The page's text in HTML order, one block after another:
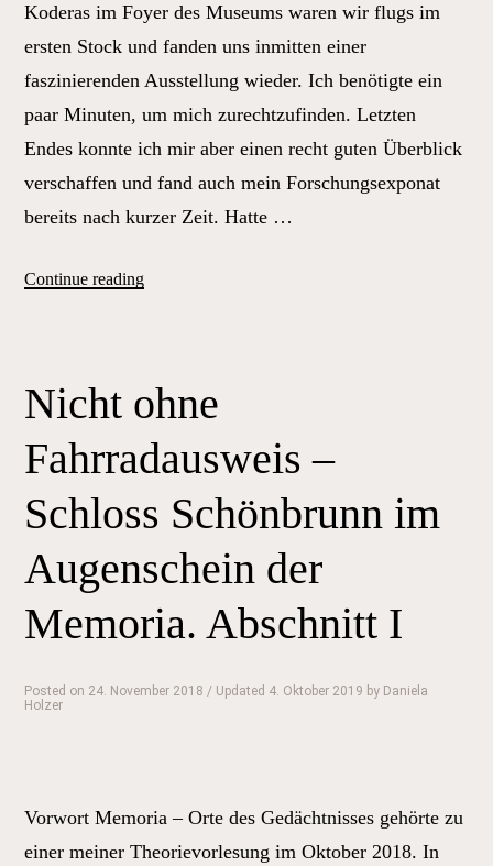
Koderas im Foyer des Museums waren wir flugs im
ersten Stock und fanden uns inmitten einer
faszinierenden Ausstellung wieder. Ich benötigte ein
paar Minuten, um mich zurechtzufinden. Letzten
Endes konnte ich mir aber einen recht guten Überblick
verschaffen und fand auch mein Forschungsexponat
bereits nach kurzer Zeit. Hatte …
Continue reading„Nicht
Schloss
im
Augenschein
der
Memoria.
Abschnitt
II“
Nicht ohne
Fahrradausweis –
Schloss Schönbrunn im
Augenschein der
Memoria. Abschnitt I
Posted on 24. November 2018 / Updated 4. Oktober 2019 by Daniela
Holzer
Vorwort Memoria – Orte des Gedächtnisses gehörte zu
einer meiner Theorievorlesung im Oktober 2018. In